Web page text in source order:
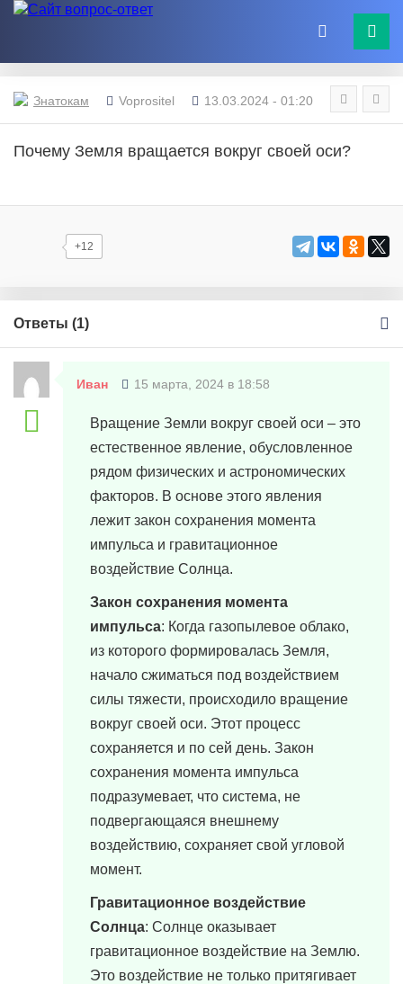
Знатокам Voprositel 13.03.2024 - 01:20
Почему Земля вращается вокруг своей оси?
+12
Ответы (1)
Иван 15 марта, 2024 в 18:58
Вращение Земли вокруг своей оси – это
естественное явление, обусловленное
рядом физических и астрономических
факторов. В основе этого явления
лежит закон сохранения момента
импульса и гравитационное
воздействие Солнца.
Закон сохранения момента
импульса: Когда газопылевое облако,
из которого формировалась Земля,
начало сжиматься под воздействием
силы тяжести, происходило вращение
вокруг своей оси. Этот процесс
сохраняется и по сей день. Закон
сохранения момента импульса
подразумевает, что система, не
подвергающаяся внешнему
воздействию, сохраняет свой угловой
момент.
Гравитационное воздействие
Солнца: Солнце оказывает
гравитационное воздействие на Землю.
Это воздействие не только притягивает